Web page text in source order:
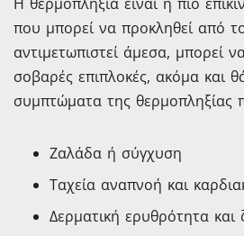
Η θερμοπληξία είναι η πιο
που μπορεί να προκληθεί από
αντιμετωπιστεί άμεσα, μπορεί
σοβαρές επιπλοκές, ακόμα και
συμπτώματα της θερμοπληξίας
Ζαλάδα ή σύγχυση
Ταχεία αναπνοή και
Δερματική ερυθρότητα και